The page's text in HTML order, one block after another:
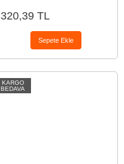
320,39 TL
Sepete Ekle
KARGO
BEDAVA